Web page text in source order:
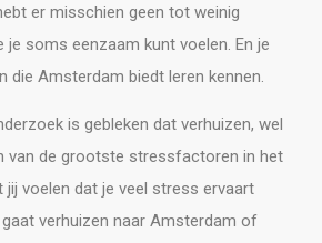
er misschien geen tot weinig
je soms eenzaam kunt voelen. En je
die Amsterdam biedt leren kennen.
is gebleken dat verhuizen, wel
van de grootste stressfactoren in het
jij voelen dat je veel stress ervaart
verhuizen naar Amsterdam of